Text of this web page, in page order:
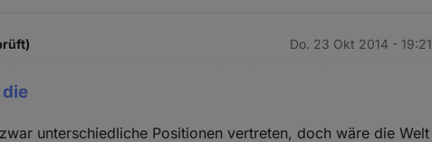
Do. 23 Okt 2014 - 19:21
die
unterschiedliche Positionen vertreten, doch wäre die Welt